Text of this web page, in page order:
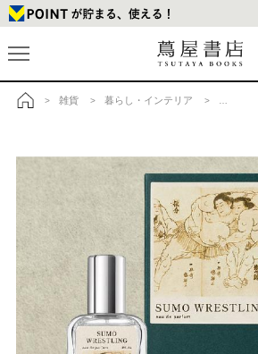
> 雑貨 > 暮らし・インテリア >